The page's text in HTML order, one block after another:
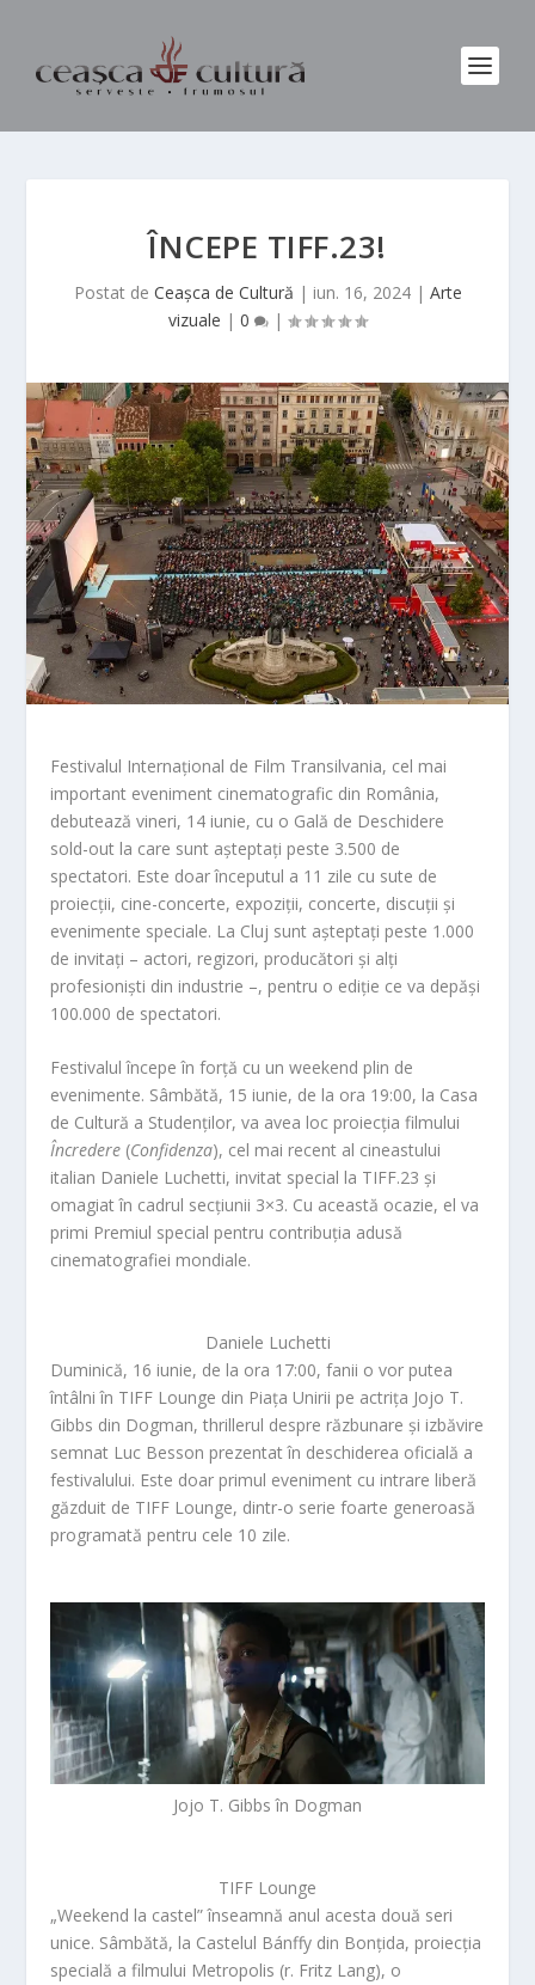
ÎNCEPE TIFF.23!
Postat de Ceașca de Cultură | iun. 16, 2024| Arte
vizuale | 0 |
Festivalul Internațional de Film Transilvania, cel mai
important eveniment cinematografic din România,
debutează vineri, 14 iunie, cu o Gală de Deschidere
sold-out la care sunt așteptați peste 3.500 de
spectatori. Este doar începutul a 11 zile cu sute de
proiecții, cine-concerte, expoziții, concerte, discuții și
evenimente speciale. La Cluj sunt așteptați peste 1.000
de invitați – actori, regizori, producători și alți
profesioniști din industrie –, pentru o ediție ce va depăși
100.000 de spectatori.
Festivalul începe în forță cu un weekend plin de
evenimente. Sâmbătă, 15 iunie, de la ora 19:00, la Casa
de Cultură a Studenților, va avea loc proiecția filmului
Încredere (Confidenza), cel mai recent al cineastului
italian Daniele Luchetti, invitat special la TIFF.23 și
omagiat în cadrul secțiunii 3×3. Cu această ocazie, el va
primi Premiul special pentru contribuția adusă
cinematografiei mondiale.
Daniele Luchetti
Duminică, 16 iunie, de la ora 17:00, fanii o vor putea
întâlni în TIFF Lounge din Piața Unirii pe actrița Jojo T.
Gibbs din Dogman, thrillerul despre răzbunare și izbăvire
semnat Luc Besson prezentat în deschiderea oficială a
festivalului. Este doar primul eveniment cu intrare liberă
găzduit de TIFF Lounge, dintr-o serie foarte generoasă
programată pentru cele 10 zile.
Jojo T. Gibbs în Dogman
TIFF Lounge
„Weekend la castel” înseamnă anul acesta două seri
unice. Sâmbătă, la Castelul Bánffy din Bonțida, proiecția
specială a filmului Metropolis (r. Fritz Lang), o